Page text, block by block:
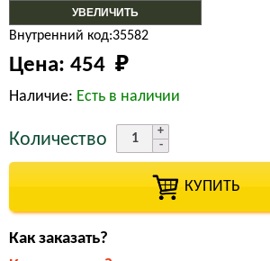
УВЕЛИЧИТЬ
Внутренний код:35582
Цена: 454 ₽
Наличие: Есть в наличии
Количество
КУПИТЬ
Как заказать?